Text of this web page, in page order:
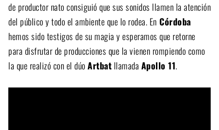
de productor nato consiguió que sus sonidos llamen la atención
del público y todo el ambiente que lo rodea. En Córdoba
hemos sido testigos de su magia y esperamos que retorne
para disfrutar de producciones que la vienen rompiendo como
la que realizó con el dúoArtbat llamada Apollo 11.